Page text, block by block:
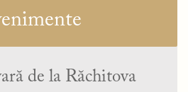
de la Răchitova